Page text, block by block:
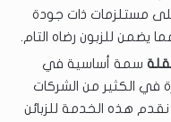
مستلزمات ذات جودة
يضمن للزبون رضاه التام.
سمة أساسية في
الكثير من الشركات
هذه الخدمة للزبائن